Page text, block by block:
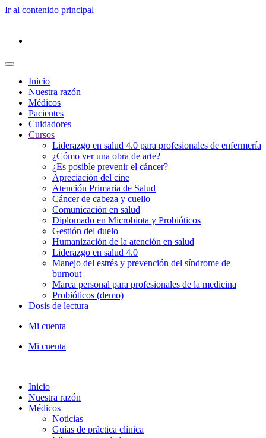
Ir al contenido principal
Inicio
Nuestra razón
Médicos
Pacientes
Cuidadores
Cursos
Liderazgo en salud 4.0 para profesionales de enfermería
¿Cómo ver una obra de arte?
¿Es posible prevenir el cáncer?
Apreciación del cine
Atención Primaria de Salud
Cáncer de cabeza y cuello
Comunicación en salud
Diplomado en Microbiota y Probióticos
Gestión del duelo
Humanización de la atención en salud
Liderazgo en salud 4.0
Manejo del estrés y prevención del síndrome de
burnout
Marca personal para profesionales de la medicina
Probióticos (demo)
Dosis de lectura
Mi cuenta
Mi cuenta
Inicio
Nuestra razón
Médicos
Noticias
Guías de práctica clínica